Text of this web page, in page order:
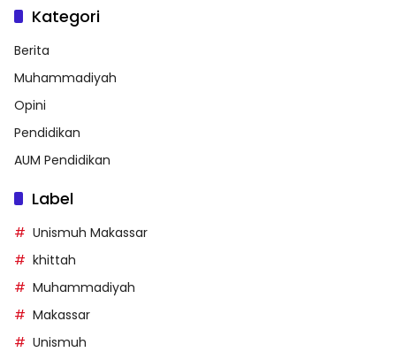
Kategori
Berita
Muhammadiyah
Opini
Pendidikan
AUM Pendidikan
Label
Unismuh Makassar
khittah
Muhammadiyah
Makassar
Unismuh